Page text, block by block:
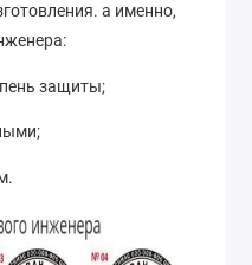
а именно,
защиты;